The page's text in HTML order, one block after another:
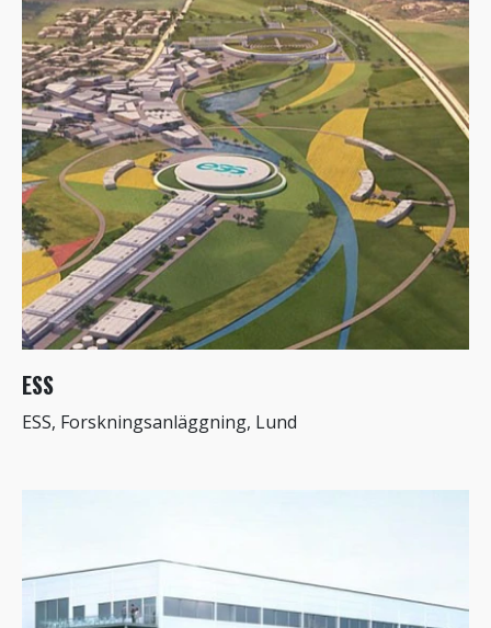
ESS
ESS, Forskningsanläggning, Lund